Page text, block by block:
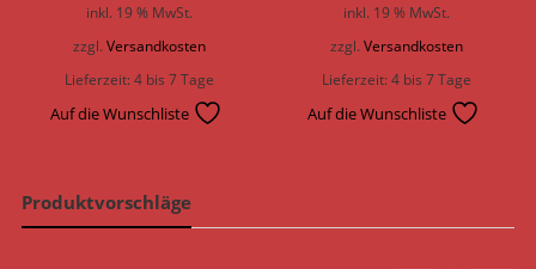
inkl. 19 % MwSt.
zzgl.Versandkosten
Lieferzeit:4 bis 7 Tage
Auf die Wunschliste
inkl. 19 % MwSt.
zzgl. Versandkosten
Lieferzeit:4 bis 7 Tage
Auf die Wunschliste
Produktvorschläge